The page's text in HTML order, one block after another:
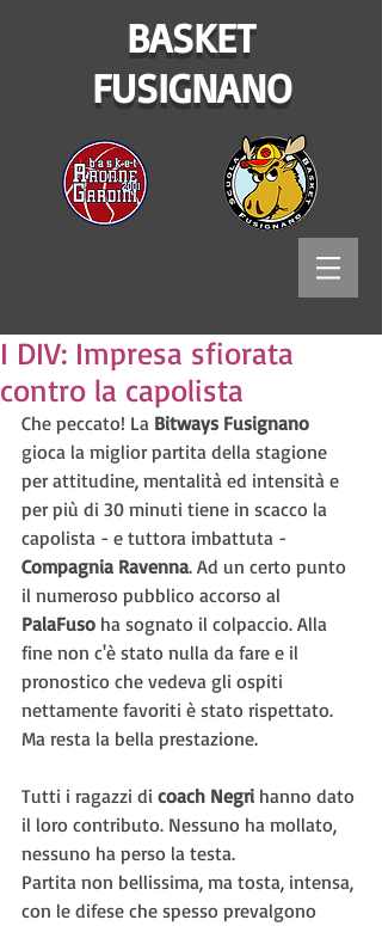
BASKET
FUSIGNANO
I DIV: Impresa sfiorata
contro la capolista
Che peccato! La Bitways Fusignano
gioca la miglior partita della stagione
per attitudine, mentalità ed intensità e
per più di 30 minuti tiene in scacco la
capolista - e tuttora imbattuta -
Compagnia Ravenna. Ad un certo punto
il numeroso pubblico accorso al
PalaFuso ha sognato il colpaccio. Alla
fine non c'è stato nulla da fare e il
pronostico che vedeva gli ospiti
nettamente favoriti è stato rispettato.
Ma resta la bella prestazione.
Tutti i ragazzi di coach Negri hanno dato
il loro contributo. Nessuno ha mollato,
nessuno ha perso la testa.
Partita non bellissima, ma tosta, intensa,
con le difese che spesso prevalgono